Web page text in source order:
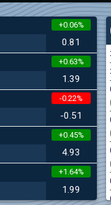
Българска фондова
дружеството към
+0.06%
0.81
+0.63%
1.39
-0.22%
-0.51
+0.45%
4.93
+1.64%
1.99